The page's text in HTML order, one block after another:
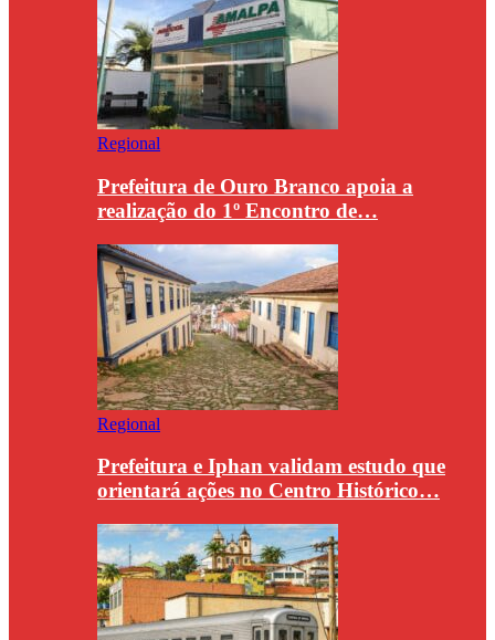
Regional
Prefeitura de Ouro Branco apoia a
realização do 1º Encontro de…
Regional
Prefeitura e Iphan validam estudo que
orientará ações no Centro Histórico…